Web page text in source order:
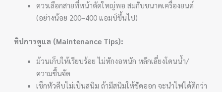
ควรเลือกสายที่หน้าตัดใหญ่พอ สมกับขนาดเครื่องยนต์
(อย่างน้อย 200–400 แอมป์ขึ้นไป)
ทิปการดูแล (Maintenance Tips):
ม้วนเก็บให้เรียบร้อย ไม่หักงอหนัก หลีกเลี่ยงโดนน้ำ/
ความชื้นจัด
เช็กหัวคีบไม่เป็นสนิม ถ้ามีสนิมให้ขัดออก จะนำไฟได้ดีกว่า